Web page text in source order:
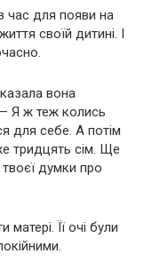
час для появи на
своїй дитині. І
вона
Я ж теж колись
для себе. А потім
тридцять сім. Ще
твоєї думки про
Її очі були